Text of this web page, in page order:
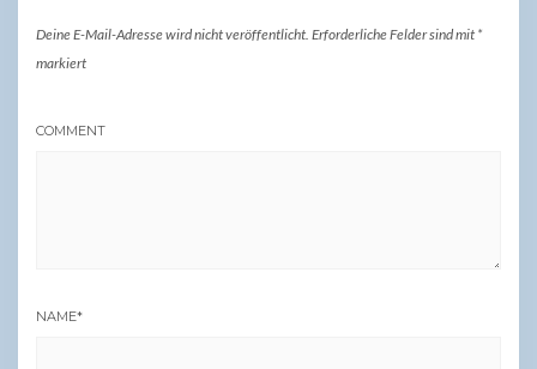
Deine E-Mail-Adresse wird nicht veröffentlicht. Erforderliche Felder sind mit *
markiert
COMMENT
NAME*